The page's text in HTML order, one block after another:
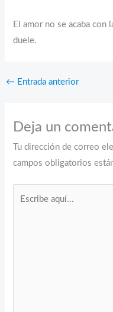
El amor no se acaba con
duele.
← Entrada anterior
Deja un
Tu dirección de correo
campos obligatorios